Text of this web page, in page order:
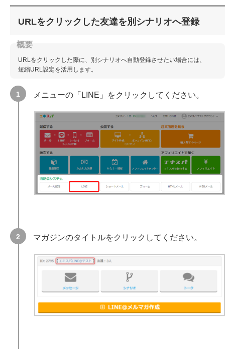
URLをクリックした友達を別シナリオへ登録
URLをクリックした際に、別シナリオへ自動登録させたい場合には、
短縮URL設定を活用します。
メニューの「LINE」をクリックしてください。
マガジンのタイトルをクリックしてください。